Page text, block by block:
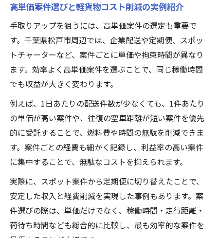
ト
軽貨物ドライバーに必要な効率経営の考え
方
経営安定に直結する軽貨物コスト見直し術
高単価案件選びと軽貨物コスト削減の実例紹介
手取りアップを狙うには、高単価案件の選定も重要で
す。千葉県松戸市周辺では、企業配送や定期便、スポッ
トチャーターなど、案件ごとに単価や拘束時間が異なり
ます。効率よく高単価案件を選ぶことで、同じ稼働時間
でも収益が大きく変わります。
例えば、1日あたりの配送件数が少なくても、1件あたり
の単価が高い案件や、往復の空車距離が短い案件を優先
的に受託することで、燃料費や時間の無駄を削減できま
す。案件ごとの経費も細かく記録し、利益率の高い案件
に集中することで、無駄なコストを抑えられます。
実際に、スポット案件から定期便に切り替えたことで、
安定した収入と経費削減を実現した事例もあります。案
件選びの際は、単価だけでなく、稼働時間・走行距離・
荷待ち時間なども総合的に比較し、最も効率的な案件を